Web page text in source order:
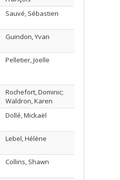
Sauvé, Sébastien
Guindon, Yvan
Pelletier, Joelle
Rochefort, Dominic;
Waldron, Karen
Dollé, Mickaël
Lebel, Hélène
Collins, Shawn